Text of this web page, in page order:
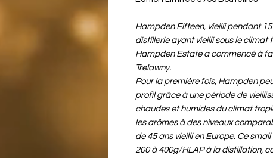
Hampden Fifteen, vieilli pendant
distillerie ayant vieilli sous le
Hampden Estate a commencé à
Trelawny.
Pour la première fois, Hampden
profil grâce à une période de
chaudes et humides du climat
les arômes à des niveaux
de 45 ans vieilli en Europe. Ce
200 à 400g/HLAP à la distillation,